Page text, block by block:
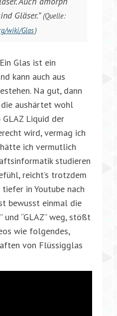
Gläser.”(Quelle:
wiki/Glas)
Glas ist ein
kann auch aus
Na gut, dann
aushärtet wohl
GLAZ Liquid der
wird, vermag ich
ich vermutlich
studieren
reicht’s trotzdem
in Youtube nach
bewusst einmal die
und “GLAZ” weg, stößt
wie folgendes,
von Flüssigglas